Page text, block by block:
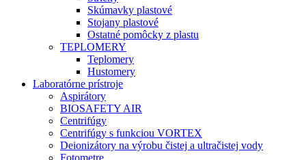
Skúmavky plastové
Stojany plastové
Ostatné pomôcky z plastu
TEPLOMERY
Teplomery
Hustomery
Laboratórne prístroje
Aspirátory
BIOSAFETY AIR
Centrifúgy
Centrifúgy s funkciou VORTEX
Deionizátory na výrobu čistej a ultračistej vody
Fotometre